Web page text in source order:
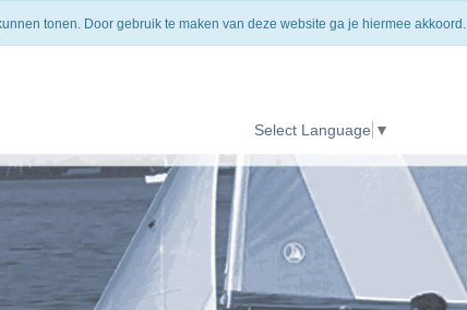
Select Language ▼
VERZENDING CONTACT
tonen. Door gebruik te maken van deze website ga je hiermee akkoord.